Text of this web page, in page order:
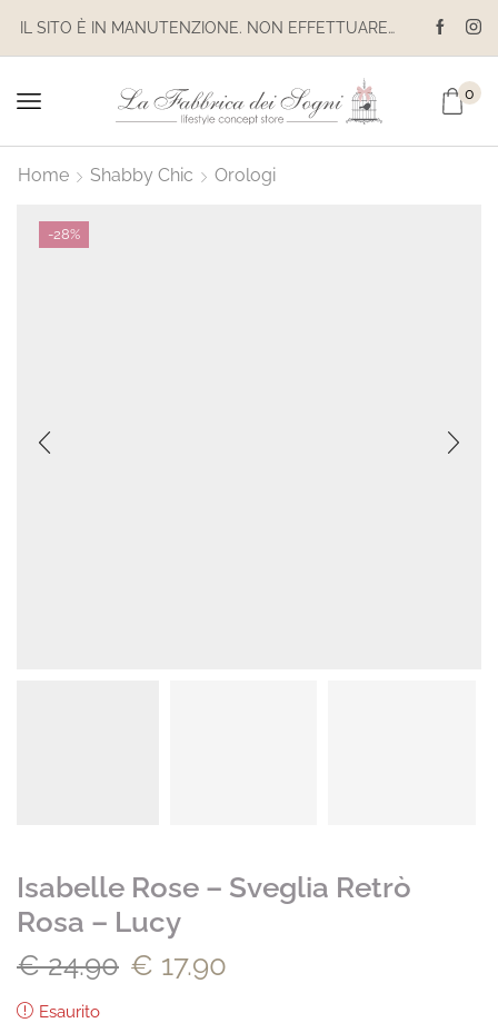
IL SITO È IN MANUTENZIONE. NON EFFETTUARE ACQUISTI. LE SPEDIZIONI SONO SOSPESE
0
Home Shabby Chic Orologi
-28%
Isabelle Rose – Sveglia Retrò
Rosa – Lucy
€24.90 € 17.90
Esaurito